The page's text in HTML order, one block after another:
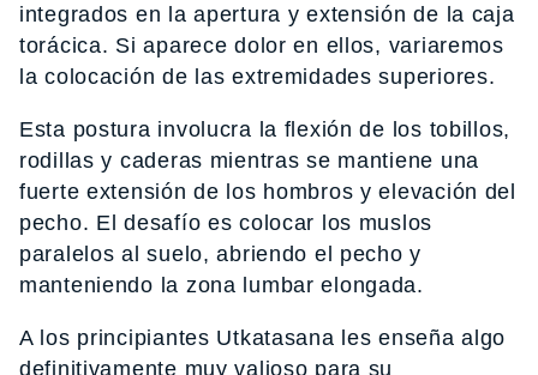
integrados en la apertura y extensión de la caja
torácica. Si aparece dolor en ellos, variaremos
la colocación de las extremidades superiores.
Esta postura involucra la flexión de los tobillos,
rodillas y caderas mientras se mantiene una
fuerte extensión de los hombros y elevación del
pecho. El desafío es colocar los muslos
paralelos al suelo, abriendo el pecho y
manteniendo la zona lumbar elongada.
A los principiantes Utkatasana les enseña algo
definitivamente muy valioso para su